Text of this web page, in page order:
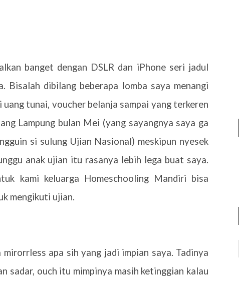
banget dengan DSLR dan iPhone seri jadul
Bisalah dibilang beberapa lomba saya menangi
tunai, voucher belanja sampai yang terkeren
Lampung bulan Mei (yang sayangnya saya ga
si sulung Ujian Nasional) meskipun nyesek
anak ujian itu rasanya lebih lega buat saya.
kami keluarga Homeschooling Mandiri bisa
mengikuti ujian.
apa sih yang jadi impian saya. Tadinya
sadar, ouch itu mimpinya masih ketinggian kalau